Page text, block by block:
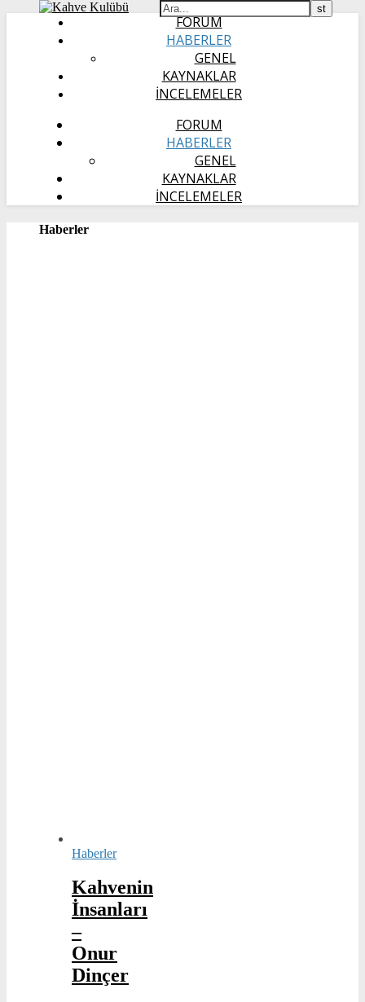
FORUM
HABERLER
GENEL
KAYNAKLAR
İNCELEMELER
FORUM
HABERLER
GENEL
KAYNAKLAR
İNCELEMELER
Haberler
Haberler
Kahvenin
İnsanları
–
Onur
Dinçer